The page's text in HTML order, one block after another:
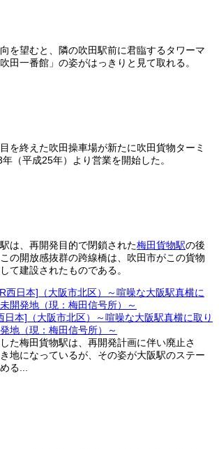
を望むと、隣の吹田駅前に君臨するタワーマ
田一番館」の姿がはっきりと見て取れる。
を終えた吹田操車場が新たに吹田貨物ターミ
（平成25年）より営業を開始した。
は、再開発目的で閉鎖された梅田貨物駅の後
の開放感抜群の跨線橋は、吹田市がこの貨物
て建設されたものである。
日本]（大阪市北区）～喧噪な大阪駅真横に取り
地（現：梅田信号所）～
た梅田貨物駅は、再開発計画に伴い廃止さ
地になっているが、その姿が大阪駅のステー
る...